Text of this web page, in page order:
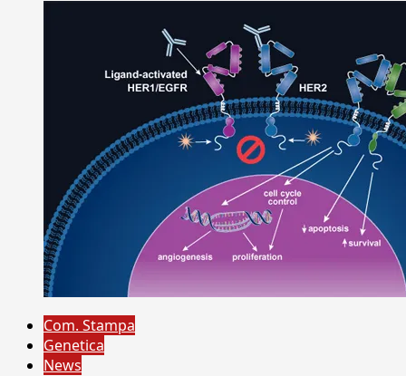
Com. Stampa
Genetica
News